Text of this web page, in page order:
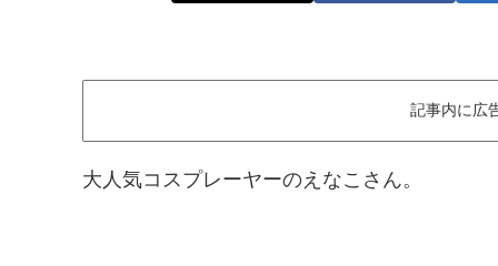
記事内に広
大人気コスプレーヤーのえなこさん。